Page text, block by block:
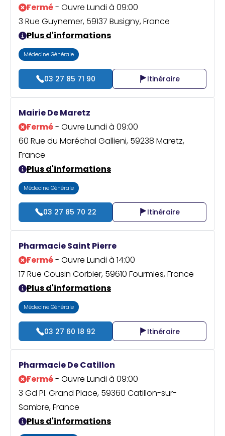
Fermé- Ouvre Lundi à 09:00
3 Rue Guynemer, 59137 Busigny, France
Plus d'informations
Médecine Générale
03 27 85 71 90 Itinéraire
Mairie De Maretz
Fermé- Ouvre Lundi à 09:00
60 Rue du Maréchal Gallieni, 59238 Maretz,
France
Plus d'informations
Médecine Générale
03 27 85 70 22 Itinéraire
Pharmacie Saint Pierre
Fermé- Ouvre Lundi à 14:00
17 Rue Cousin Corbier, 59610 Fourmies, France
Plus d'informations
Médecine Générale
03 27 60 18 92 Itinéraire
Pharmacie De Catillon
Fermé- Ouvre Lundi à 09:00
3 Gd Pl. Grand Place, 59360 Catillon-sur-
Sambre, France
Plus d'informations